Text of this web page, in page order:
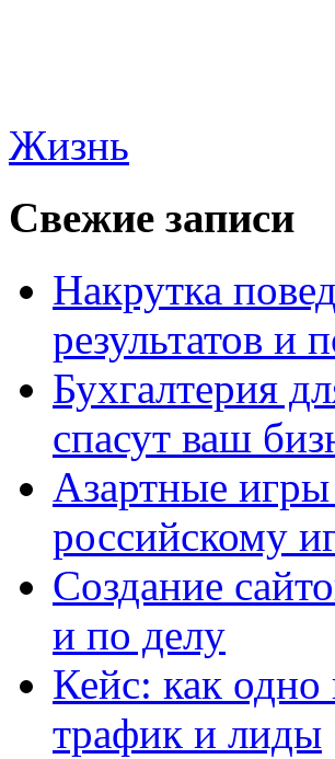
Жизнь
Свежие записи
Накрутка
результатов и
Бухгалтерия
спасут ваш
Азартные игры
российскому
Создание
и по делу
Кейс: как одно
трафик и лиды